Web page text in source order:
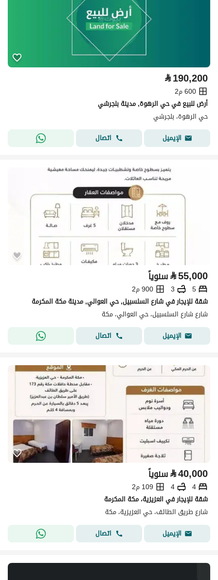
⃁190,200
600 م2
أرض للبيع في حي الرهوة, مدينة بلجرشي
حي الرهوة، بلجرشي
الإيميل
اتصال
⃁55,000 سنوياً
5
3
900 م2
شقة للإيجار في شارع السلسبيل, حي العوالي, مدينة مكة المكرمة
شارع شارع السلسبيل، حي العوالي، مكة
الإيميل
اتصال
⃁40,000 سنوياً
4
4
109 م2
شقة للإيجار في العزيزية، مكة المكرمة
شارع طريق الطائف، حي العزيزية، مكة
الإيميل
اتصال